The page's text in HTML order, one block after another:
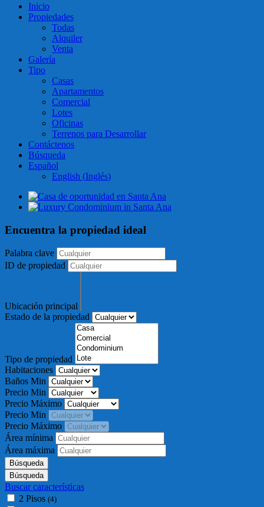
Inicio
Propiedades
Todas
Alquiler
Venta
Galería
Tipo
Casas
Apartamentos
Comercial
Lotes
Oficinas
Terrenos para Desarrollar
Contáctenos
Búsqueda
Español
English (Inglés)
Encuentra la propiedad ideal
Palabra clave
ID de propiedad
Ubicación principal
Estado de la propiedad
Tipo de propiedad
Habitaciones
Baños Min
Precio Min
Precio Máximo
Precio Min
Precio Máximo
Área mínima
Área máxima
Buscar características
2 Pisos (4)